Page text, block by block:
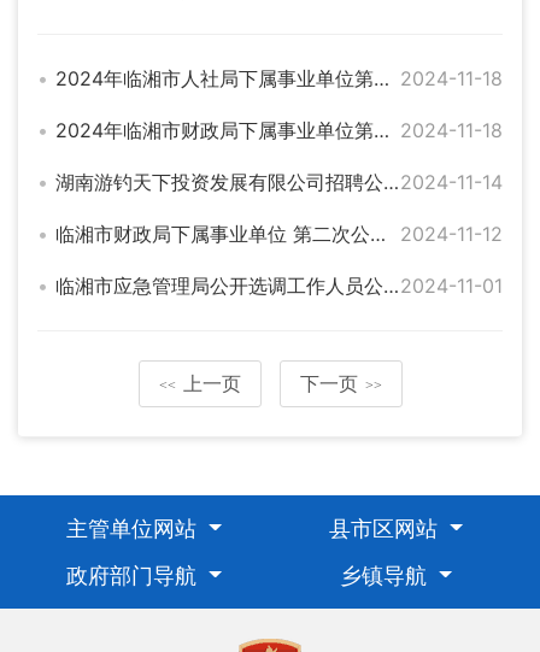
2024年临湘市人社局下属事业单位第二次公开选调工作人员成绩公示 2024-11-18
2024年临湘市财政局下属事业单位第二次公开选调工作人员成绩公示 2024-11-18
湖南游钓天下投资发展有限公司招聘公告2024-11-14
临湘市财政局下属事业单位 第二次公开选调工作人员补充公告 2024-11-12
临湘市应急管理局公开选调工作人员公告2024-11-01
<< 上一页 下一页 >>
主管单位网站
县市区网站
政府部门导航
乡镇导航